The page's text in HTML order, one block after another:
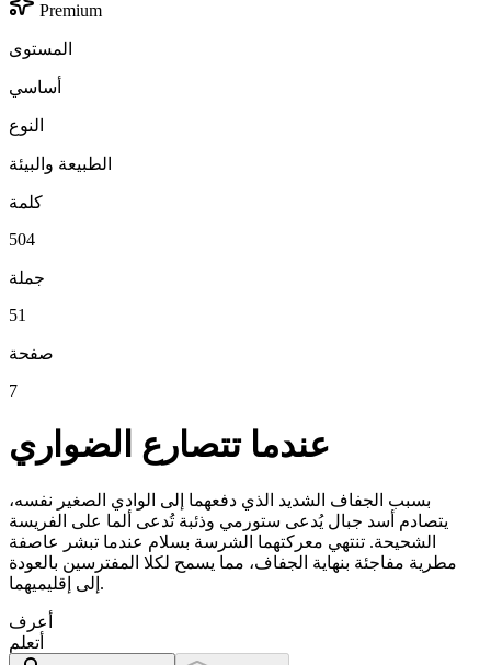
Premium
المستوى
أساسي
النوع
الطبيعة والبيئة
كلمة
504
جملة
51
صفحة
7
عندما تتصارع الضواري
بسبب الجفاف الشديد الذي دفعهما إلى الوادي الصغير نفسه،
يتصادم أسد جبال يُدعى ستورمي وذئبة تُدعى ألما على الفريسة
الشحيحة. تنتهي معركتهما الشرسة بسلام عندما تبشر عاصفة
مطرية مفاجئة بنهاية الجفاف، مما يسمح لكلا المفترسين بالعودة
إلى إقليميهما.
أعرف
أتعلم